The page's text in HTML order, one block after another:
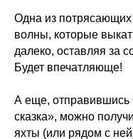
Одна из
волны, которые
далеко, оставляя за
Будет впечатляюще!
А еще, отправившись
сказка», можно
яхты (или рядом с